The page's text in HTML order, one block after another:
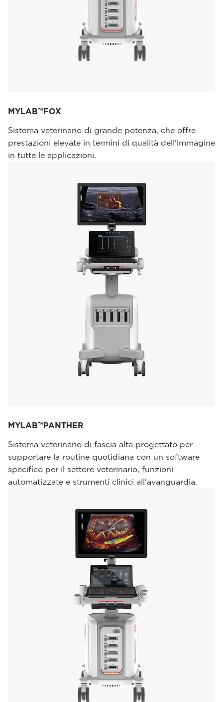
MYLAB™FOX
Sistema veterinario di grande potenza, che offre
prestazioni elevate in termini di qualità dell'immagine
in tutte le applicazioni.
MYLAB™PANTHER
Sistema veterinario di fascia alta progettato per
supportare la routine quotidiana con un software
specifico per il settore veterinario, funzioni
automatizzate e strumenti clinici all'avanguardia.